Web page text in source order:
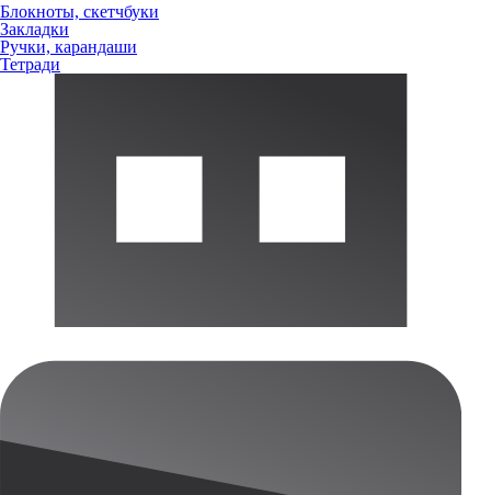
Блокноты, скетчбуки
Закладки
Ручки, карандаши
Тетради